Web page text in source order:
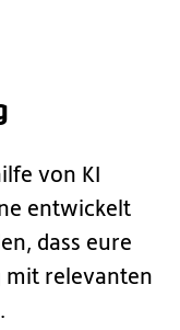
von KI
entwickelt
dass eure
mit relevanten